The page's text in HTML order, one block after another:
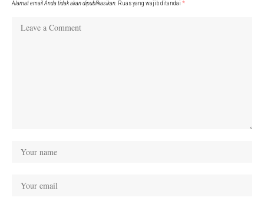
Alamat email Anda tidak akan dipublikasikan. Ruas yang wajib ditandai *